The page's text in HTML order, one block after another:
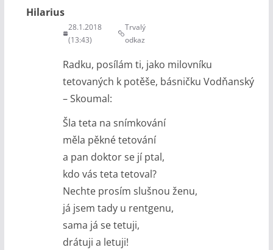
Hilarius
28.1.2018
(13:43)
Trvalý
odkaz
Radku, posílám ti, jako milovníku
tetovaných k potěše, básničku Vodňanský
– Skoumal:
Šla teta na snímkování
měla pěkné tetování
a pan doktor se jí ptal,
kdo vás teta tetoval?
Nechte prosím slušnou ženu,
já jsem tady u rentgenu,
sama já se tetuji,
drátuji a letuji!